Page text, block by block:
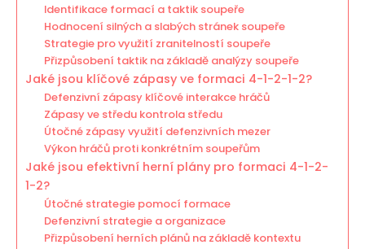
Identifikace formací a taktik soupeře
Hodnocení silných a slabých stránek soupeře
Strategie pro využití zranitelností soupeře
Přizpůsobení taktik na základě analýzy soupeře
Jaké jsou klíčové zápasy ve formaci 4-1-2-1-2?
Defenzivní zápasy klíčové interakce hráčů
Zápasy ve středu kontrola středu
Útočné zápasy využití defenzivních mezer
Výkon hráčů proti konkrétním soupeřům
Jaké jsou efektivní herní plány pro formaci 4-1-2-
1-2?
Útočné strategie pomocí formace
Defenzivní strategie a organizace
Přizpůsobení herních plánů na základě kontextu